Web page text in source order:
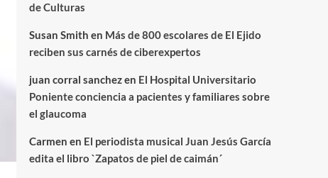
de Culturas
Susan Smith en Más de 800 escolares de El Ejido
reciben sus carnés de ciberexpertos
juan corral sanchezen El Hospital Universitario
Poniente conciencia a pacientes y familiares sobre
el glaucoma
Carmen en El periodista musical Juan Jesús García
edita el libro `Zapatos de piel de caimán´